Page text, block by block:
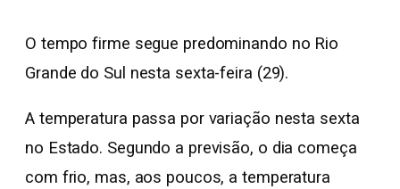
O tempo firme segue predominando no Rio
Grande do Sul nesta sexta-feira (29).
A temperatura passa por variação nesta sexta
no Estado. Segundo a previsão, o dia começa
com frio, mas, aos poucos, a temperatura